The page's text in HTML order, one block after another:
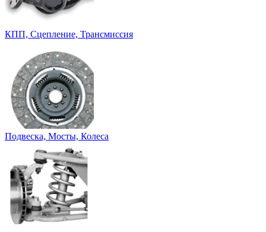
КПП, Сцепление, Трансмиссия
Подвеска, Мосты, Колеса